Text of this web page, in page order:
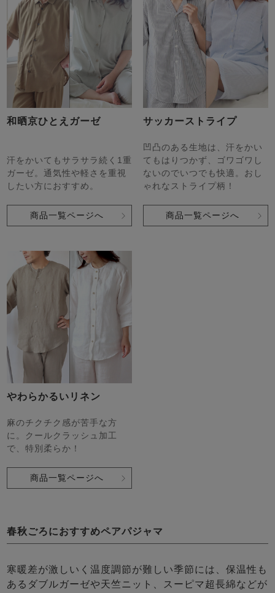
和晒京ひとえガーゼ
汗をかいてもサラサラ続く1重
ガーゼ。通気性や軽さを重視
したい方におすすめ。
商品一覧ページへ
サッカーストライプ
凹凸のある生地は、汗をかい
てもはりつかず、ゴワゴワし
ないのでいつでも快適。おし
ゃれなストライプ柄！
商品一覧ページへ
やわらかるいリネン
麻のチクチク感が苦手な方
に。クールクラッシュ加工
で、特別柔らか！
商品一覧ページへ
春秋ごろにおすすめペアパジャマ
寒暖差が激しいく温度調節が難しい季節には、保温性も
あるダブルガーゼや天竺ニット、スーピマ超長綿などが